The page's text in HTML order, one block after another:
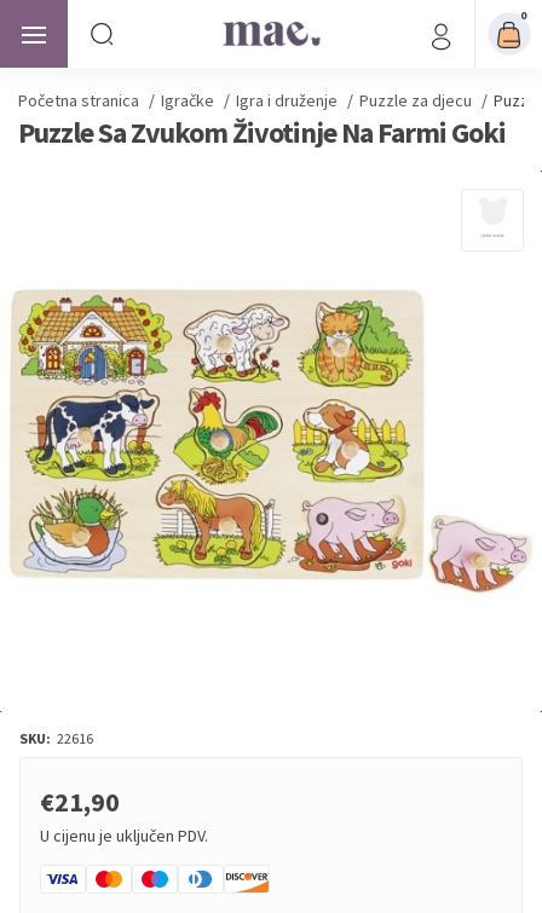
0
Početna stranica / Igračke / Igra i druženje / Puzzle za djecu /
Puzzle Sa Zvukom Životinje Na Farmi Goki
SKU: 22616
€21,90
U cijenu je uključen PDV.